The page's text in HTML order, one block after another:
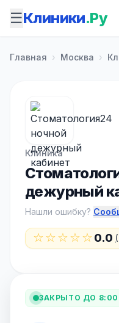
☰Клиники.Ру
Главная › Москва ›
Клиника
дежурный
Нашли ошибку?
☆☆☆☆☆0.0
ЗАКРЫТО ДО 8:00